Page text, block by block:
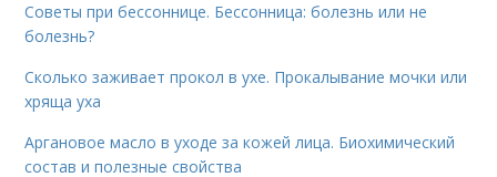
Советы при бессоннице. Бессонница: болезнь или не
болезнь?
Сколько заживает прокол в ухе. Прокалывание мочки или
хряща уха
Аргановое масло в уходе за кожей лица. Биохимический
состав и полезные свойства